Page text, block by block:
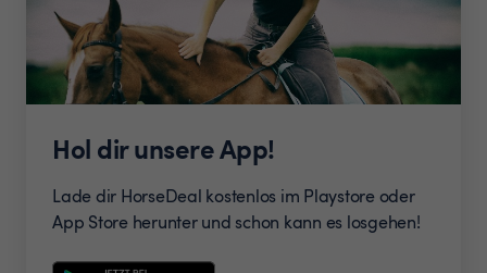
Hol dir unsere App!
Lade dir HorseDeal kostenlos im Playstore oder
App Store herunter und schon kann es losgehen!